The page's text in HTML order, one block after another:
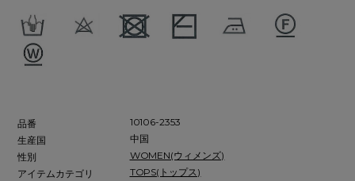
品番
10106-2353
生産国
中国
性別
WOMEN(ウィメンズ)
アイテムカテゴリ
TOPS(トップス)